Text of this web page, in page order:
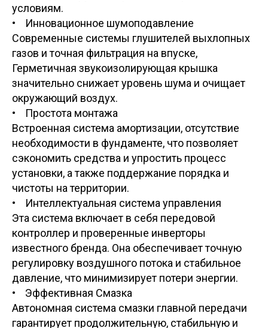
условиям.
• Инновационное шумоподавление
Современные системы глушителей выхлопных
газов и точная фильтрация на впуске,
Герметичная звукоизолирующая крышка
значительно снижает уровень шума и очищает
окружающий воздух.
• Простота монтажа
Встроенная система амортизации, отсутствие
необходимости в фундаменте, что позволяет
сэкономить средства и упростить процесс
установки, а также поддержание порядка и
чистоты на территории.
• Интеллектуальная система управления
Эта система включает в себя передовой
контроллер и проверенные инверторы
известного бренда. Она обеспечивает точную
регулировку воздушного потока и стабильное
давление, что минимизирует потери энергии.
• Эффективная Смазка
Автономная система смазки главной передачи
гарантирует продолжительную, стабильную и